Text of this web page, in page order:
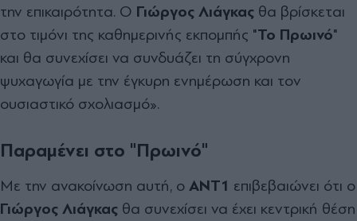
την επικαιρότητα. Ο Γιώργος Λιάγκας θα βρίσκεται
στο τιμόνι της καθημερινής εκπομπής "Το Πρωινό"
και θα συνεχίσει να συνδυάζει τη σύγχρονη
ψυχαγωγία με την έγκυρη ενημέρωση και τον
ουσιαστικό σχολιασμό».
Παραμένει στο "Πρωινό"
Με την ανακοίνωση αυτή, ο ΑΝΤ1 επιβεβαιώνει ότι ο
Γιώργος Λιάγκας θα συνεχίσει να έχει κεντρική θέση